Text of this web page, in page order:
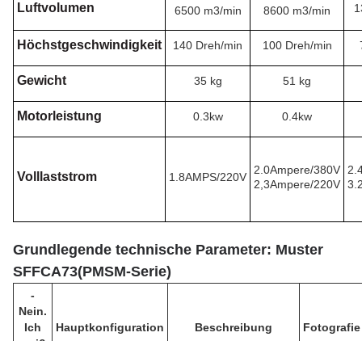
Luftvolumen 6500 m3/min 8600 m3/min
Höchstgeschwindigkeit 140 Dreh/min 100 Dreh/min
Gewicht 35 kg 51 kg
Motorleistung 0.3kw 0.4kw
Volllaststrom 1.8AMPS/220V
2.0Ampere/380V
2,3Ampere/220V
Grundlegende technische Parameter: Muster
SFFCA73(PMSM-Serie)
-
Nein.
Ich
Hauptkonfiguration Beschreibung Fotografie